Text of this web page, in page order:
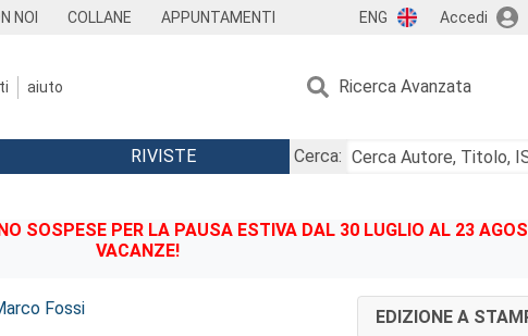
NOI COLLANE APPUNTAMENTI ENG Accedi
aiuto Ricerca Avanzata
RIVISTE
Cerca:
SOSPESE PER LA PAUSA ESTIVA DAL 30 LUGLIO AL 23
VACANZE!
Fossi EDIZIONE A